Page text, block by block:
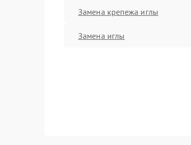
Замена крепежа иглы
Замена иглы